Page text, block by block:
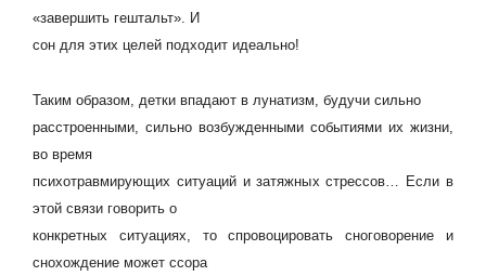
«завершить гештальт». И
сон для этих целей подходит идеально!
Таким образом, детки впадают в лунатизм, будучи сильно
расстроенными, сильно возбужденными событиями их жизни,
во время
психотравмирующих ситуаций и затяжных стрессов… Если в
этой связи говорить о
конкретных ситуациях, то спровоцировать сноговорение и
снохождение может ссора